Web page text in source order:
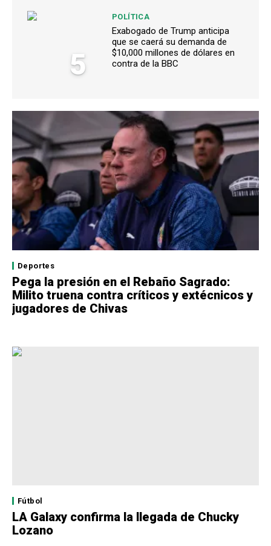
5
POLÍTICA
Exabogado de Trump anticipa
que se caerá su demanda de
$10,000 millones de dólares en
contra de la BBC
Deportes
Pega la presión en el Rebaño Sagrado:
Milito truena contra críticos y extécnicos y
jugadores de Chivas
Fútbol
LA Galaxy confirma la llegada de Chucky
Lozano